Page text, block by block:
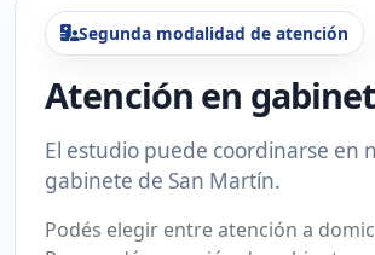
Segunda modalidad de atención
Atención en
El estudio puede coordinarse en
gabinete de San Martín.
Podés elegir entre atención a